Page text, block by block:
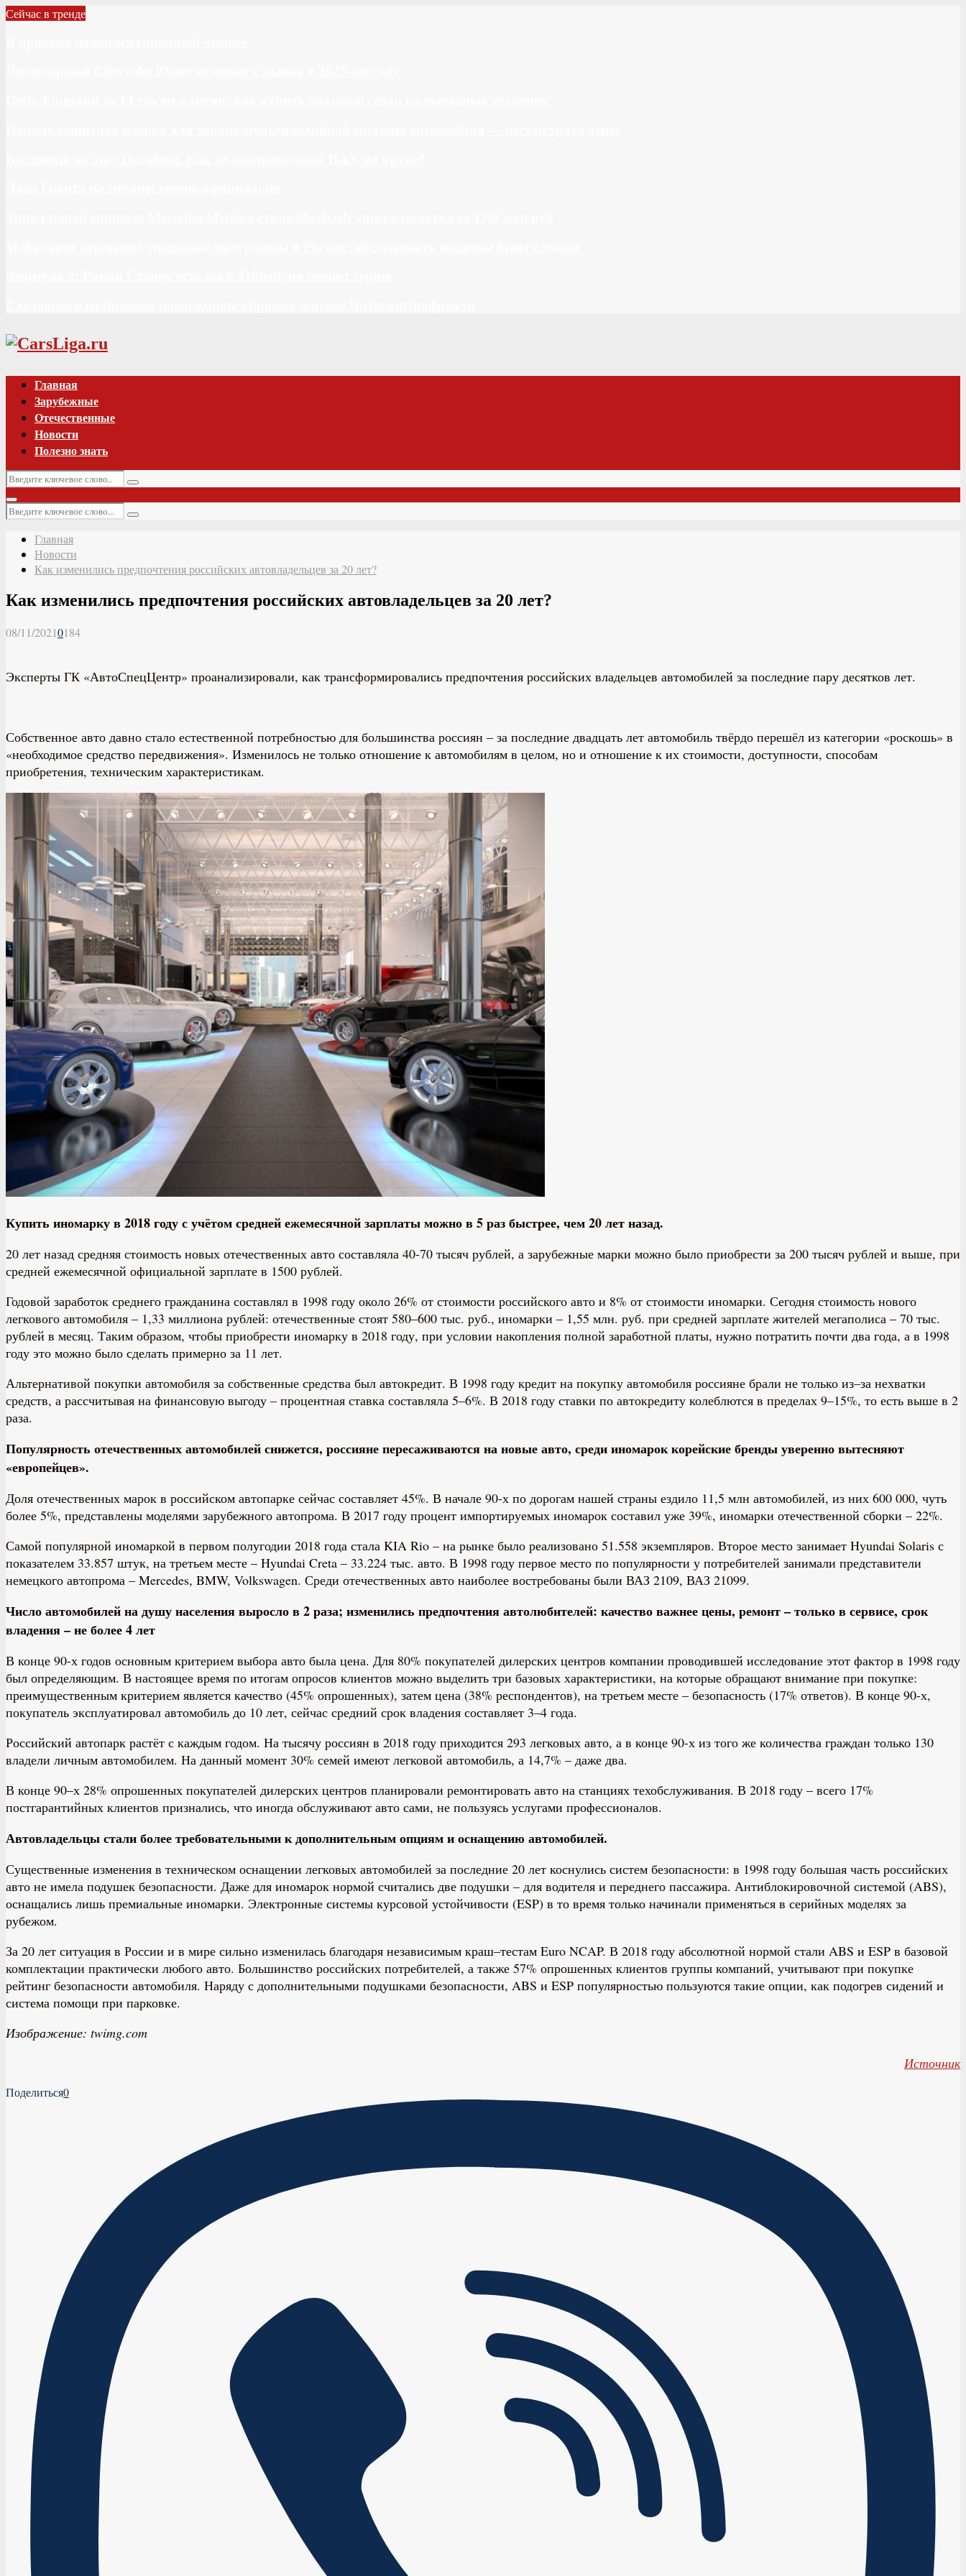
Сейчас в тренде
Vk
Главная
Зарубежные
Отечественные
Новости
Полезно знать
Искать:
Поиск
Основное
меню
Искать:
Поиск
Главная
Новости
Как изменились предпочтения российских автовладельцев за 20 лет?
Как изменились предпочтения российских автовладельцев за 20 лет?
08/11/20210184
Эксперты ГК «АвтоСпецЦентр» проанализировали, как трансформировались предпочтения российских владельцев автомобилей за последние пару десятков лет.
Собственное авто давно стало естественной потребностью для большинства россиян – за последние двадцать лет автомобиль твёрдо перешёл из категории «роскошь» в
«необходимое средство передвижения». Изменилось не только отношение к автомобилям в целом, но и отношение к их стоимости, доступности, способам
приобретения, техническим характеристикам.
Купить иномарку в 2018 году с учётом средней ежемесячной зарплаты можно в 5 раз быстрее, чем 20 лет назад.
20 лет назад средняя стоимость новых отечественных авто составляла 40-70 тысяч рублей, а зарубежные марки можно было приобрести за 200 тысяч рублей и выше, при
средней ежемесячной официальной зарплате в 1500 рублей.
Годовой заработок среднего гражданина составлял в 1998 году около 26% от стоимости российского авто и 8% от стоимости иномарки. Сегодня стоимость нового
легкового автомобиля – 1,33 миллиона рублей: отечественные стоят 580–600 тыс. руб., иномарки – 1,55 млн. руб. при средней зарплате жителей мегаполиса – 70 тыс.
рублей в месяц. Таким образом, чтобы приобрести иномарку в 2018 году, при условии накопления полной заработной платы, нужно потратить почти два года, а в 1998
году это можно было сделать примерно за 11 лет.
Альтернативой покупки автомобиля за собственные средства был автокредит. В 1998 году кредит на покупку автомобиля россияне брали не только из–за нехватки
средств, а рассчитывая на финансовую выгоду – процентная ставка составляла 5–6%. В 2018 году ставки по автокредиту колеблются в пределах 9–15%, то есть выше в 2
раза.
Популярность отечественных автомобилей снижется, россияне пересаживаются на новые авто, среди иномарок корейские бренды уверенно вытесняют
«европейцев».
Доля отечественных марок в российском автопарке сейчас составляет 45%. В начале 90-х по дорогам нашей страны ездило 11,5 млн автомобилей, из них 600 000, чуть
более 5%, представлены моделями зарубежного автопрома. В 2017 году процент импортируемых иномарок составил уже 39%, иномарки отечественной сборки – 22%.
Самой популярной иномаркой в первом полугодии 2018 года стала KIA Rio – на рынке было реализовано 51.558 экземпляров. Второе место занимает Hyundai Solaris с
показателем 33.857 штук, на третьем месте – Hyundai Creta – 33.224 тыс. авто. В 1998 году первое место по популярности у потребителей занимали представители
немецкого автопрома – Mercedes, BMW, Volkswagen. Среди отечественных авто наиболее востребованы были ВАЗ 2109, ВАЗ 21099.
Число автомобилей на душу населения выросло в 2 раза; изменились предпочтения автолюбителей: качество важнее цены, ремонт – только в сервисе, срок
владения – не более 4 лет
В конце 90-х годов основным критерием выбора авто была цена. Для 80% покупателей дилерских центров компании проводившей исследование этот фактор в 1998 году
был определяющим. В настоящее время по итогам опросов клиентов можно выделить три базовых характеристики, на которые обращают внимание при покупке:
преимущественным критерием является качество (45% опрошенных), затем цена (38% респондентов), на третьем месте – безопасность (17% ответов). В конце 90-х,
покупатель эксплуатировал автомобиль до 10 лет, сейчас средний срок владения составляет 3–4 года.
Российский автопарк растёт с каждым годом. На тысячу россиян в 2018 году приходится 293 легковых авто, а в конце 90-х из того же количества граждан только 130
владели личным автомобилем. На данный момент 30% семей имеют легковой автомобиль, а 14,7% – даже два.
В конце 90–х 28% опрошенных покупателей дилерских центров планировали ремонтировать авто на станциях техобслуживания. В 2018 году – всего 17%
постгарантийных клиентов признались, что иногда обслуживают авто сами, не пользуясь услугами профессионалов.
Автовладельцы стали более требовательными к дополнительным опциям и оснащению автомобилей.
Существенные изменения в техническом оснащении легковых автомобилей за последние 20 лет коснулись систем безопасности: в 1998 году большая часть российских
авто не имела подушек безопасности. Даже для иномарок нормой считались две подушки – для водителя и переднего пассажира. Антиблокировочной системой (ABS),
оснащались лишь премиальные иномарки. Электронные системы курсовой устойчивости (ESP) в то время только начинали применяться в серийных моделях за
рубежом.
За 20 лет ситуация в России и в мире сильно изменилась благодаря независимым краш–тестам Euro NCAP. В 2018 году абсолютной нормой стали ABS и ESP в базовой
комплектации практически любого авто. Большинство российских потребителей, а также 57% опрошенных клиентов группы компаний, учитывают при покупке
рейтинг безопасности автомобиля. Наряду с дополнительными подушками безопасности, ABS и ESP популярностью пользуются такие опции, как подогрев сидений и
система помощи при парковке.
Изображение: twimg.com
Источник
Поделиться0